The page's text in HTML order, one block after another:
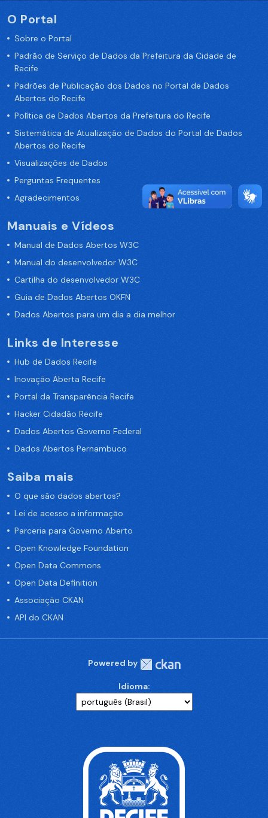
O Portal
Sobre o Portal
Padrão de Serviço de Dados da Prefeitura da Cidade de
Recife
Padrões de Publicação dos Dados no Portal de Dados
Abertos do Recife
Política de Dados Abertos da Prefeitura do Recife
Sistemática de Atualização de Dados do Portal de Dados
Abertos do Recife
Visualizações de Dados
Perguntas Frequentes
Agradecimentos
Manuais e Vídeos
Manual de Dados Abertos W3C
Manual do desenvolvedor W3C
Cartilha do desenvolvedor W3C
Guia de Dados Abertos OKFN
Dados Abertos para um dia a dia melhor
Links de Interesse
Hub de Dados Recife
Inovação Aberta Recife
Portal da Transparência Recife
Hacker Cidadão Recife
Dados Abertos Governo Federal
Dados Abertos Pernambuco
Saiba mais
O que são dados abertos?
Lei de acesso a informação
Parceria para Governo Aberto
Open Knowledge Foundation
Open Data Commons
Open Data Definition
Associação CKAN
API do CKAN
Powered by
Idioma